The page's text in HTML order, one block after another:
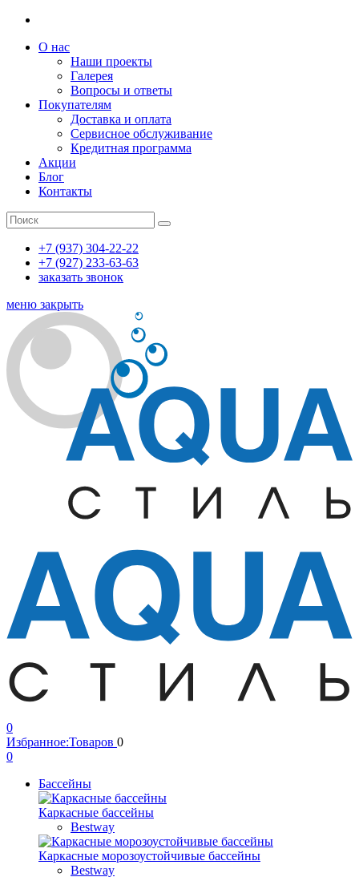
О нас
Наши проекты
Галерея
Вопросы и ответы
Покупателям
Доставка и оплата
Сервисное обслуживание
Кредитная программа
Акции
Блог
Контакты
+7 (937) 304-22-22
+7 (927) 233-63-63
заказать звонок
меню закрыть
0
Избранное:Товаров 0
0
Бассейны
Каркасные бассейны
Bestway
Каркасные морозоустойчивые бассейны
Bestway